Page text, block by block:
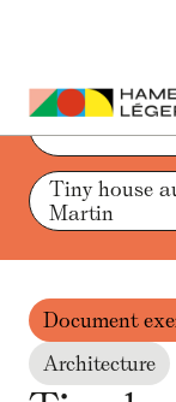
Tiny house
Martin
Document
Architecture